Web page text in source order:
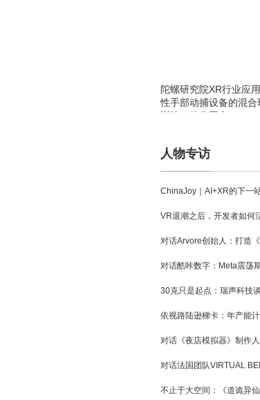
陀螺研究院XR行业应
性手部动捕设备的混
训练一体化平台
人物专访